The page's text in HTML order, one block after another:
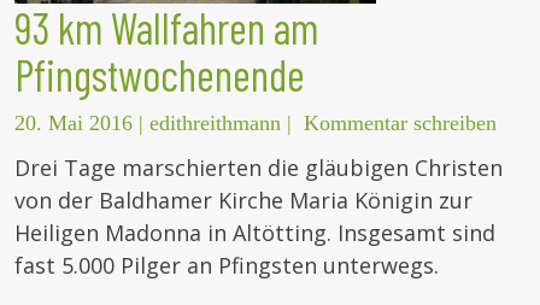
93 km Wallfahren am
Pfingstwochenende
20. Mai 2016 | edithreithmann | Kommentar schreiben
Drei Tage marschierten die gläubigen Christen
von der Baldhamer Kirche Maria Königin zur
Heiligen Madonna in Altötting. Insgesamt sind
fast 5.000 Pilger an Pfingsten unterwegs.